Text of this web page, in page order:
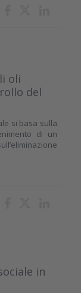
oli
del
si basa sulla
di un
in